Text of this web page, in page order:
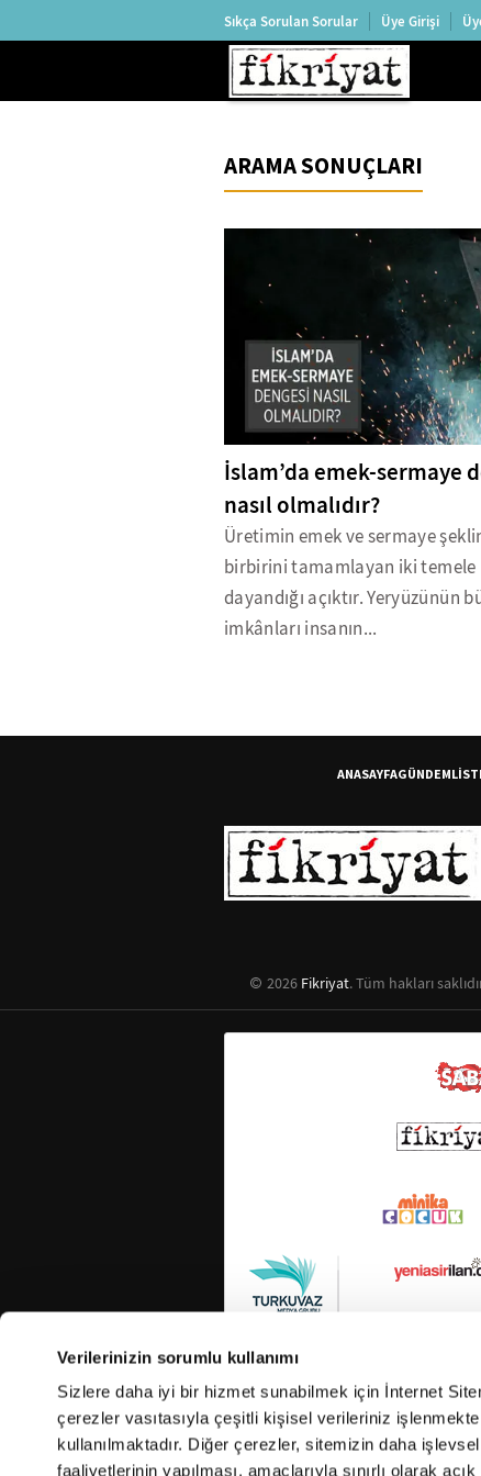
Verilerinizin sorumlu kullanımı
Sizlere daha iyi bir hizmet sunabilmek için İnternet
çerezler vasıtasıyla çeşitli kişisel verileriniz
kullanılmaktadır. Diğer çerezler, sitemizin daha
faaliyetlerinin yapılması, amaçlarıyla sınırlı olarak
Sıkça Sorulan Sorular Üye Girişi
ARAMA SONUÇLARI
İslam’da emek-sermaye
nasıl olmalıdır?
Üretimin emek ve sermaye
birbirini tamamlayan iki temele
dayandığı açıktır. Yeryüzünün
imkânları insanın...
ANASAYFAGÜNDEM
2026 Fikriyat. Tüm hakları